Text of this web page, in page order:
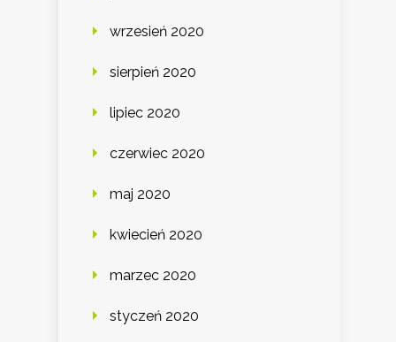
wrzesień 2020
sierpień 2020
lipiec 2020
czerwiec 2020
maj 2020
kwiecień 2020
marzec 2020
styczeń 2020